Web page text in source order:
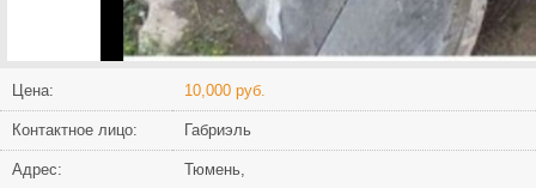
Цена: 10,000 руб.
Контактное лицо: Габриэль
Адрес: Тюмень,